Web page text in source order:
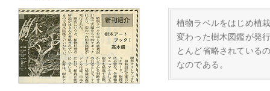
植物ラベルをはじめ植
変わった樹木図鑑が発
とんど省略されている
なのである。